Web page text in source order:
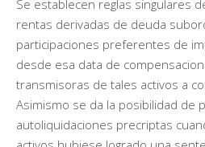
Se establecen reglas singulares
rentas derivadas de deuda
participaciones preferentes de
desde esa data de
transmisoras de tales activos a
Asimismo se da la posibilidad de
autoliquidaciones precriptas